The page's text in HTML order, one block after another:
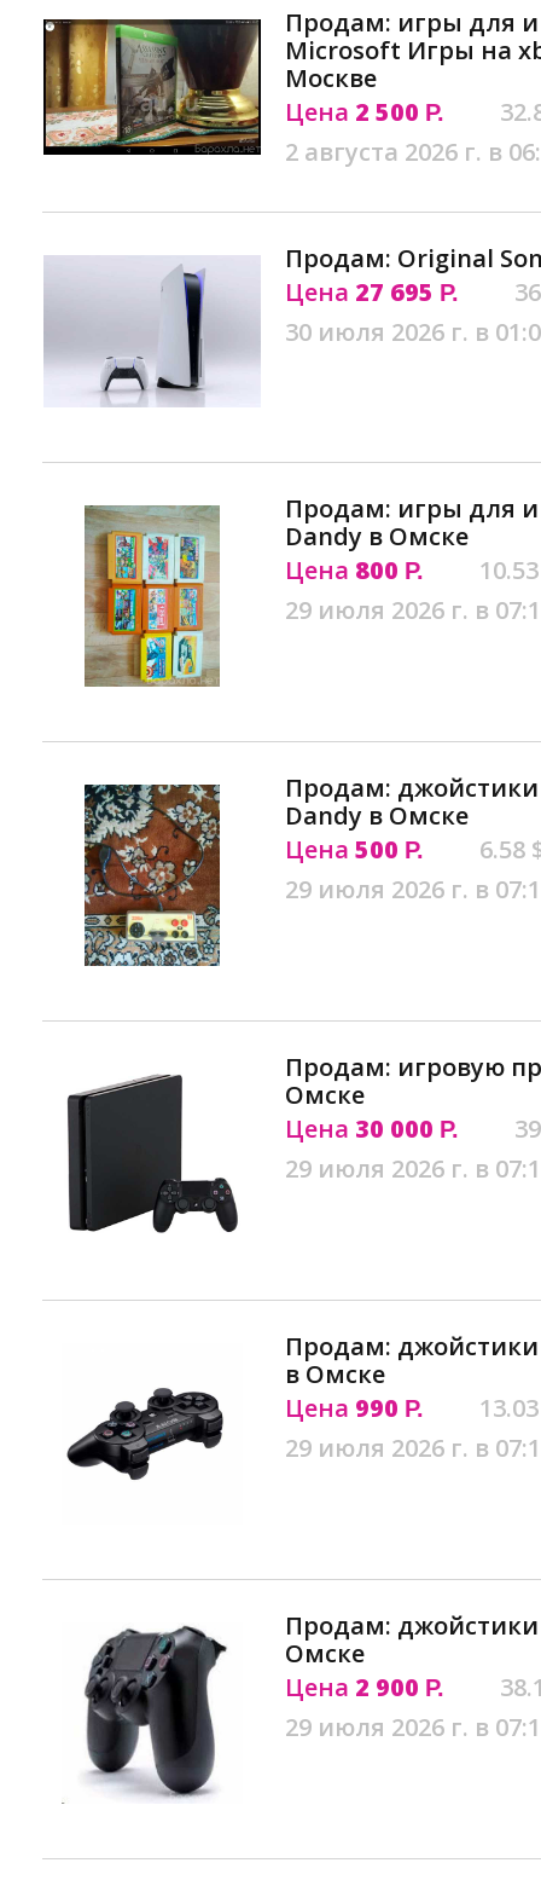
Продам: игры для
Microsoft Игры на
Москве
Цена 2 500 Р.
2 августа 2026 г. в
Продам: Original
Цена 27 695 Р.
30 июля 2026 г. в
Продам: игры для
Dandy в Омске
Цена 800 Р.
29 июля 2026 г. в
Продам:
Dandy в Омске
Цена 500 Р.
6.58
29 июля 2026 г. в
Продам: игровую
Омске
Цена 30 000 Р.
29 июля 2026 г. в
Продам: джойстики
в Омске
Цена 990 Р.
29 июля 2026 г. в
Продам:
Омске
Цена 2 900 Р.
29 июля 2026 г. в